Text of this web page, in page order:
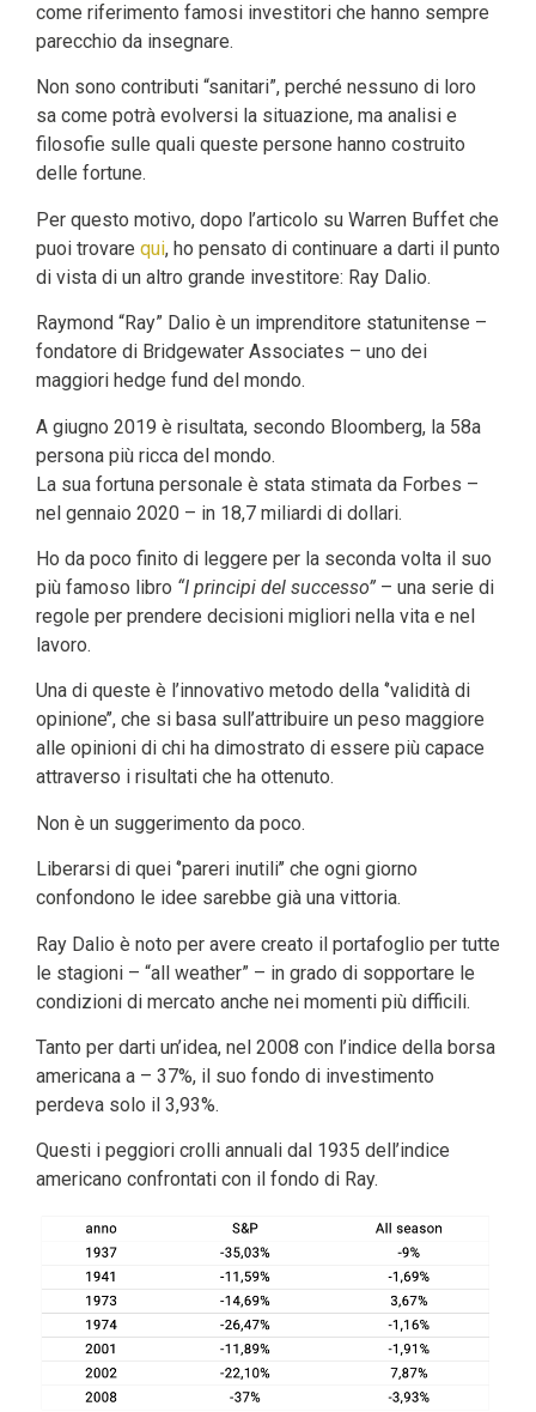
come riferimento famosi investitori che hanno sempre
parecchio da insegnare.
Non sono contributi “sanitari”, perché nessuno di loro
sa come potrà evolversi la situazione, ma analisi e
filosofie sulle quali queste persone hanno costruito
delle fortune.
Per questo motivo, dopo l’articolo su Warren Buffet che
puoi trovare qui, ho pensato di continuare a darti il punto
di vista di un altro grande investitore: Ray Dalio.
Raymond “Ray” Dalio è un imprenditore statunitense –
fondatore di Bridgewater Associates – uno dei
maggiori hedge fund del mondo.
A giugno 2019 è risultata, secondo Bloomberg, la 58a
persona più ricca del mondo.
La sua fortuna personale è stata stimata da Forbes –
nel gennaio 2020 – in 18,7 miliardi di dollari.
Ho da poco finito di leggere per la seconda volta il suo
più famoso libro “I principi del successo” – una serie di
regole per prendere decisioni migliori nella vita e nel
lavoro.
Una di queste è l’innovativo metodo della ‘’validità di
opinione’’, che si basa sull’attribuire un peso maggiore
alle opinioni di chi ha dimostrato di essere più capace
attraverso i risultati che ha ottenuto.
Non è un suggerimento da poco.
Liberarsi di quei ‘’pareri inutili’’ che ogni giorno
confondono le idee sarebbe già una vittoria.
Ray Dalio è noto per avere creato il portafoglio per tutte
le stagioni – “all weather” – in grado di sopportare le
condizioni di mercato anche nei momenti più difficili.
Tanto per darti un’idea, nel 2008 con l’indice della borsa
americana a – 37%, il suo fondo di investimento
perdeva solo il 3,93%.
Questi i peggiori crolli annuali dal 1935 dell’indice
americano confrontati con il fondo di Ray.